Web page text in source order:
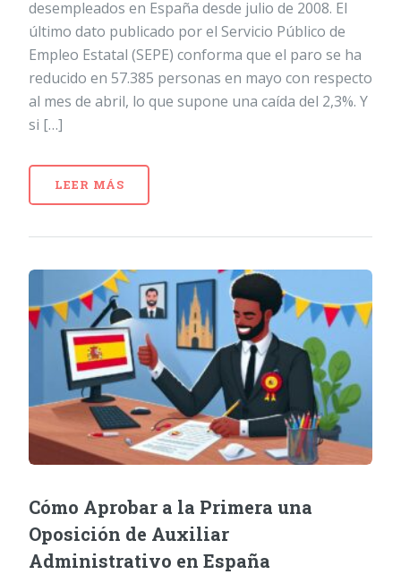
desempleados en España desde julio de 2008. El
último dato publicado por el Servicio Público de
Empleo Estatal (SEPE) conforma que el paro se ha
reducido en 57.385 personas en mayo con respecto
al mes de abril, lo que supone una caída del 2,3%. Y
si […]
LEER MÁS
Cómo Aprobar a la Primera una
Oposición de Auxiliar
Administrativo en España